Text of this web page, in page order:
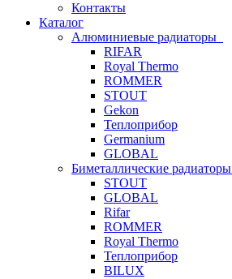
Контакты
Каталог
Алюминиевые радиаторы
RIFAR
Royal Thermo
ROMMER
STOUT
Gekon
Теплоприбор
Germanium
GLOBAL
Биметаллические радиаторы
STOUT
GLOBAL
Rifar
ROMMER
Royal Thermo
Теплоприбор
BILUX